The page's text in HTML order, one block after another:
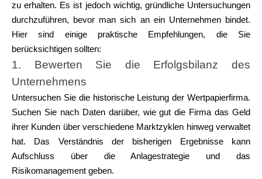
zu erhalten. Es ist jedoch wichtig, gründliche Untersuchungen
durchzuführen, bevor man sich an ein Unternehmen bindet.
Hier sind einige praktische Empfehlungen, die Sie
berücksichtigen sollten:
1. Bewerten Sie die Erfolgsbilanz des
Unternehmens
Untersuchen Sie die historische Leistung der Wertpapierfirma.
Suchen Sie nach Daten darüber, wie gut die Firma das Geld
ihrer Kunden über verschiedene Marktzyklen hinweg verwaltet
hat. Das Verständnis der bisherigen Ergebnisse kann
Aufschluss über die Anlagestrategie und das
Risikomanagement geben.